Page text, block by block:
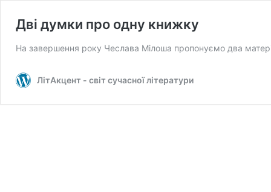
Дві думки про одну книжку
На завершення року Чеслава Мілоша пропонуємо два
ЛітАкцент - світ сучасної літератури